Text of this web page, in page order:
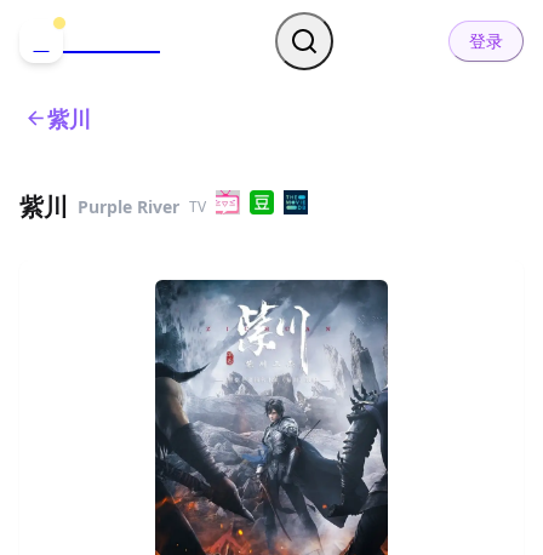
登录
紫川
紫川 Purple River TV